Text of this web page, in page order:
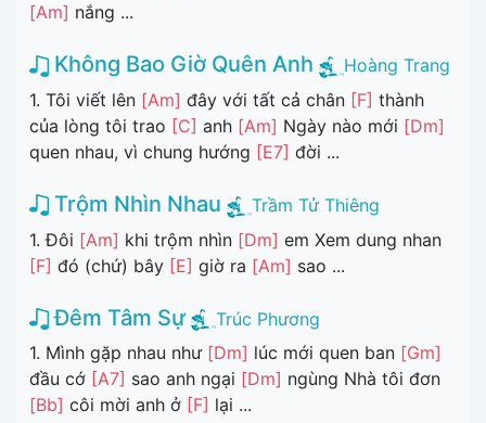
[Am] nắng ...
Không Bao Giờ Quên Anh
Hoàng Trang
1. Tôi viết lên [Am] đây với tất cả chân [F] thành
của lòng tôi trao [C] anh [Am] Ngày nào mới [Dm]
quen nhau, vì chung hướng [E7] đời ...
Trộm Nhìn Nhau
Trầm Tử Thiêng
1. Đôi [Am] khi trộm nhìn [Dm] em Xem dung nhan
[F] đó (chứ) bây [E] giờ ra [Am] sao ...
Đêm Tâm Sự
Trúc Phương
1. Mình gặp nhau như [Dm] lúc mới quen ban [Gm]
đầu cớ [A7] sao anh ngại [Dm] ngùng Nhà tôi đơn
[Bb] côi mời anh ở [F] lại ...